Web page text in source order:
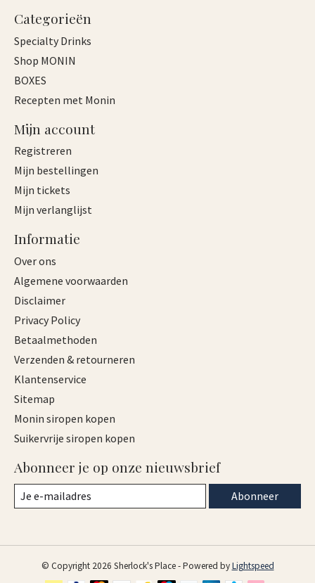
Categorieën
Specialty Drinks
Shop MONIN
BOXES
Recepten met Monin
Mijn account
Registreren
Mijn bestellingen
Mijn tickets
Mijn verlanglijst
Informatie
Over ons
Algemene voorwaarden
Disclaimer
Privacy Policy
Betaalmethoden
Verzenden & retourneren
Klantenservice
Sitemap
Monin siropen kopen
Suikervrije siropen kopen
Abonneer je op onze nieuwsbrief
Abonneer
© Copyright 2026 Sherlock's Place - Powered byLightspeed